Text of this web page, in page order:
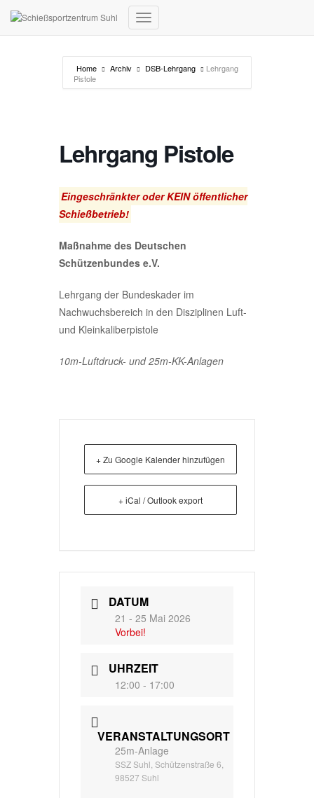
Navigation umschalten
Home Archiv DSB-Lehrgang
Lehrgang
Pistole
Lehrgang Pistole
Eingeschränkter oder KEIN öffentlicher
Schießbetrieb!
Maßnahme des Deutschen
Schützenbundes e.V.
Lehrgang der Bundeskader im
Nachwuchsbereich in den Disziplinen Luft-
und Kleinkaliberpistole
10m-Luftdruck- und 25m-KK-Anlagen
+ Zu Google Kalender hinzufügen
+ iCal / Outlook export
DATUM
21 - 25 Mai 2026
Vorbei!
UHRZEIT
12:00 - 17:00
VERANSTALTUNGSORT
25m-Anlage
SSZ Suhl, Schützenstraße 6,
98527 Suhl